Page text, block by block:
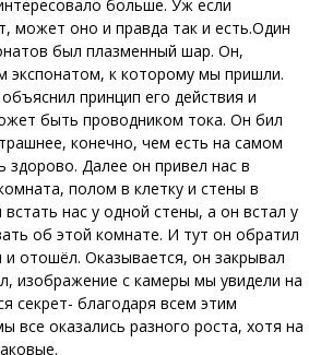
больше. Уж если
может оно и правда так и есть.Один
был плазменный шар. Он,
экспонатом, к которому мы пришли.
принцип его действия и
быть проводником тока. Он бил
конечно, чем есть на самом
здорово. Далее он привел нас в
полом в клетку и стены в
нас у одной стены, а он встал у
об этой комнате. И тут он обратил
отошёл. Оказывается, он закрывал
изображение с камеры мы увидели на
секрет- благодаря всем этим
все оказались разного роста, хотя на